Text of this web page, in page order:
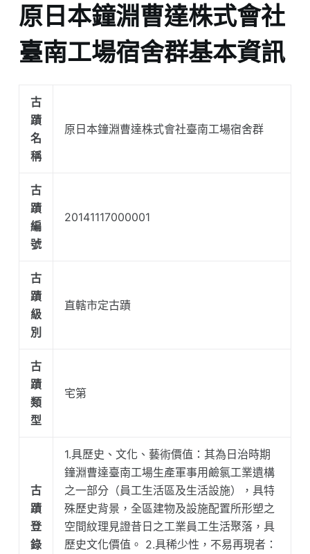
原日本鐘淵曹達株式會社
臺南工場宿舍群基本資訊
古
蹟
名
稱
原日本鐘淵曹達株式會社臺南工場宿舍群
古
蹟
編
號
20141117000001
古
蹟
級
別
直轄市定古蹟
古
蹟
類
型
宅第
古
蹟
登
錄
1.具歷史、文化、藝術價值：其為日治時期
鐘淵曹達臺南工場生產軍事用鹼氯工業遺構
之一部分（員工生活區及生活設施），具特
殊歷史背景，全區建物及設施配置所形塑之
空間紋理見證昔日之工業員工生活聚落，具
歷史文化價值。 2.具稀少性，不易再現者：